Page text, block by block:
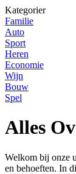
Kategorier
Familie
Auto
Sport
Heren
Economie
Wijn
Bouw
Spel
Alles
Welkom bij onze
en behoeften. In